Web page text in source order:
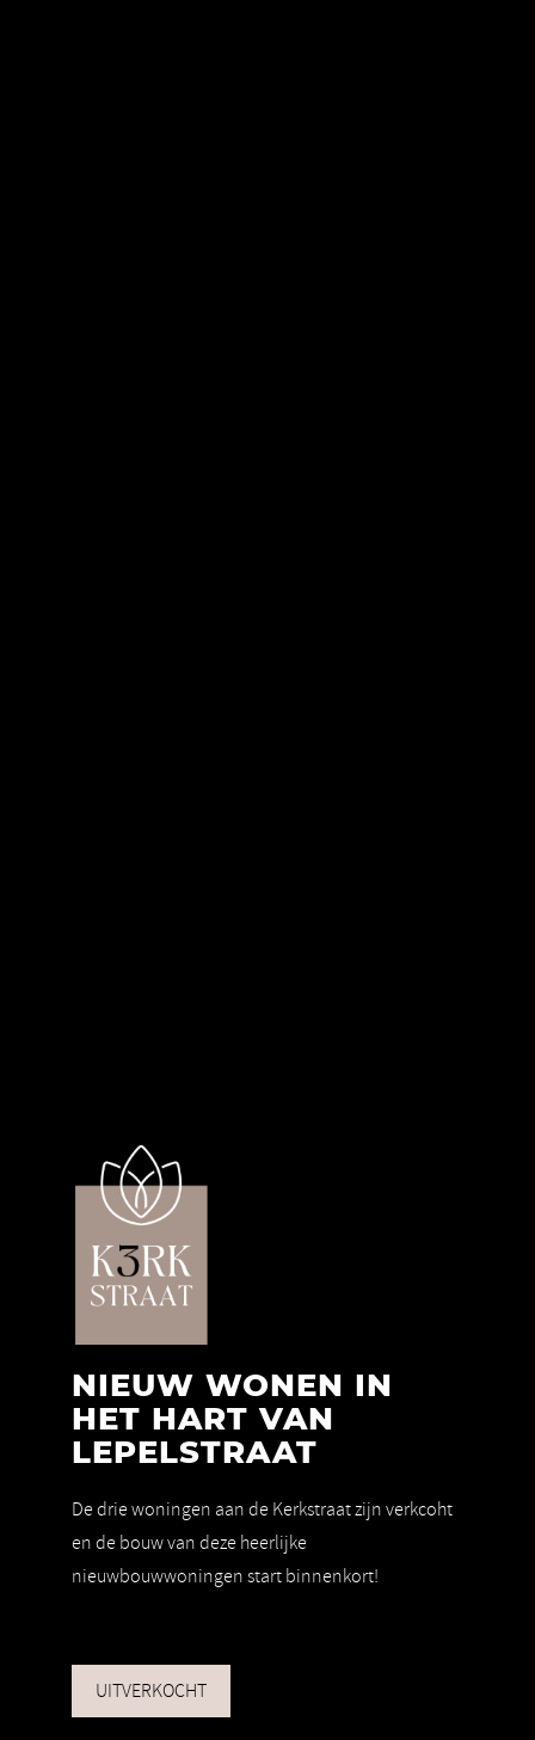
NIEUW WONEN IN
HET HART VAN
LEPELSTRAAT
De drie woningen aan de Kerkstraat zijn verkcoht
en de bouw van deze heerlijke
nieuwbouwwoningen start binnenkort!
UITVERKOCHT